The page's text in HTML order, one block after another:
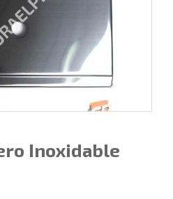
Inoxidable